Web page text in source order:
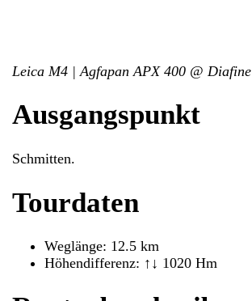
Leica M4 | Agfapan APX 400 @ Diafine
Ausgangspunkt
Schmitten.
Tourdaten
Weglänge: 12.5 km
Höhendifferenz: ↑↓ 1020 Hm